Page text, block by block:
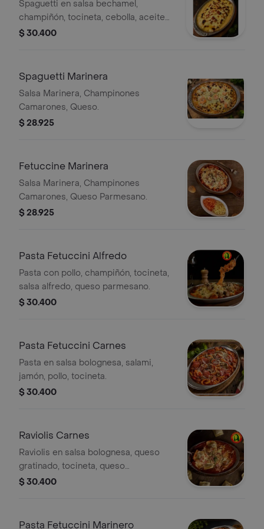
Spaguetti en salsa bechamel,
champiñón, tocineta, cebolla, aceite
de oliva, queso gratinado.
$ 30.400
Spaguetti Marinera
Salsa Marinera, Champinones
Camarones, Queso.
$ 28.925
Fetuccine Marinera
Salsa Marinera, Champinones
Camarones, Queso Parmesano.
$ 28.925
Pasta Fetuccini Alfredo
Pasta con pollo, champiñón, tocineta,
salsa alfredo, queso parmesano.
$ 30.400
Pasta Fetuccini Carnes
Pasta en salsa bolognesa, salami,
jamón, pollo, tocineta.
$ 30.400
Raviolis Carnes
Raviolis en salsa bolognesa, queso
gratinado, tocineta, queso
parmesano.
$ 30.400
Pasta Fetuccini Marinero